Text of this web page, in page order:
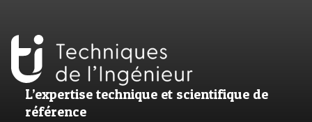
L’expertise technique et scientifique de
référence